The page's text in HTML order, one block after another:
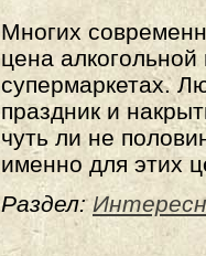
Многих
цена
супермаркетах.
праздник и
чуть ли не
именно для этих
Раздел: